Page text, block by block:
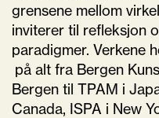
grensene mellom
inviterer til refleksjon
paradigmer. Verkene
på alt fra Bergen
Bergen til TPAM i
Canada, ISPA i New